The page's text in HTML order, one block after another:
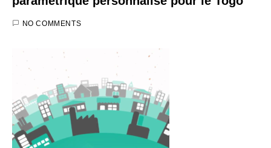
NO COMMENTS